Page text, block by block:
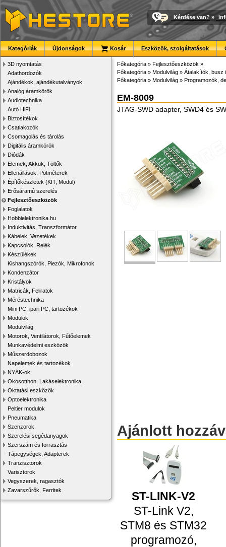
Kérdése van? »
Kategóriák Újdonságok Kosár Eszközök, szolgáltatások
3D nyomtatás
Adathordozók
Ajándékok, ajándékutalványok
Analóg áramkörök
Audiotechnika
Autó HiFi
Biztosítékok
Csatlakozók
Csomagolás és tárolás
Digitális áramkörök
Diódák
Elemek, Akkuk, Töltők
Ellenállások, Potméterek
Építőkészletek (KIT, Modul)
Erősáramú szerelés
Fejlesztőeszközök
Foglalatok
Hobbielektronika.hu
Induktivitás, Transzformátor
Kábelek, Vezetékek
Kapcsolók, Relék
Készülékek
Kishangszórók, Piezók, Mikrofonok
Kondenzátor
Kristályok
Matricák, Feliratok
Méréstechnika
Mini PC, ipari PC, tartozékok
Modulok
Modulvilág
Motorok, Ventilátorok, Fűtőelemek
Munkavédelmi eszközök
Műszerdobozok
Napelemek és tartozékok
NYÁK-ok
Okosotthon, Lakáselektronika
Oktatási eszközök
Optoelektronika
Peltier modulok
Pneumatika
Szenzorok
Szerelési segédanyagok
Szerszám és forrasztás
Tápegységek, Adapterek
Tranzisztorok
Varisztorok
Vegyszerek, ragasztók
Zavarszűrők, Ferritek
Főkategória » Fejlesztőeszközök »
Főkategória » Modulvilág » Átalakítók, busz
Főkategória » Modulvilág » Programozók,
EM-8009
JTAG-SWD adapter, SWD4 és
Ajánlott
ST-LINK-V2
ST-Link V2,
STM8 és STM32
programozó,